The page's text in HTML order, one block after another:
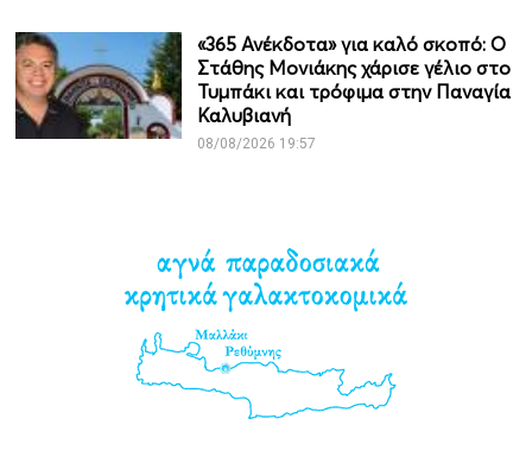
«365 Ανέκδοτα» για καλό σκοπό: Ο
Στάθης Μονιάκης χάρισε γέλιο στο
Τυμπάκι και τρόφιμα στην Παναγία
Καλυβιανή
08/08/2026 19:57